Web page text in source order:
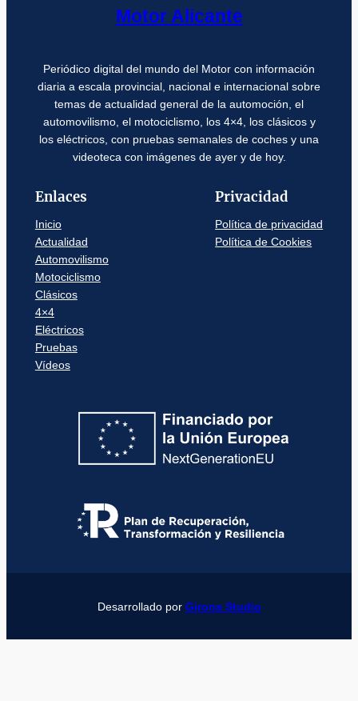
Motor Alicante
Periódico digital del mundo del Motor con información
diaria a escala provincial, nacional e internacional sobre
temas de actualidad general de la automoción, el
automovilismo, el motociclismo, los 4×4, los clásicos y
los eléctricos, con pruebas semanales de coches y una
videoteca con imágenes de ayer y de hoy.
Enlaces
Inicio
Actualidad
Automovilismo
Motociclismo
Clásicos
4×4
Eléctricos
Pruebas
Vídeos
Privacidad
Política de privacidad
Política de Cookies
Desarrollado por Girona Studio